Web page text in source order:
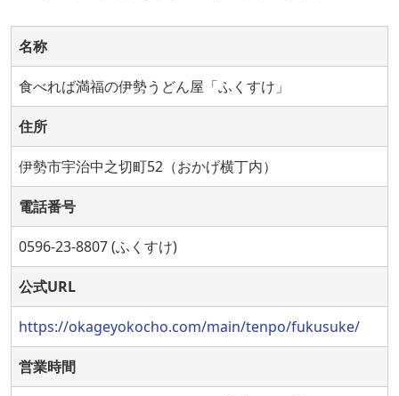
名称
食べれば満福の伊勢うどん屋「ふくすけ」
住所
伊勢市宇治中之切町52（おかげ横丁内）
電話番号
0596-23-8807 (ふくすけ)
公式URL
https://okageyokocho.com/main/tenpo/fukusuke/
営業時間